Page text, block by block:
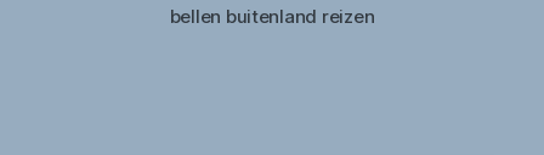
bellen buitenland reizen